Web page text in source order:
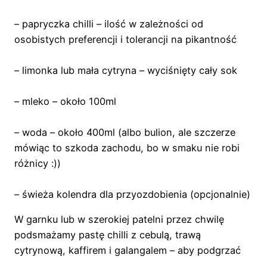
– papryczka chilli – ilość w zależności od
osobistych preferencji i tolerancji na pikantność
– limonka lub mała cytryna – wyciśnięty cały sok
– mleko – około 100ml
– woda – około 400ml (albo bulion, ale szczerze
mówiąc to szkoda zachodu, bo w smaku nie robi
różnicy :))
– świeża kolendra dla przyozdobienia (opcjonalnie)
W garnku lub w szerokiej patelni przez chwilę
podsmażamy pastę chilli z cebulą, trawą
cytrynową, kaffirem i galangalem – aby podgrzać